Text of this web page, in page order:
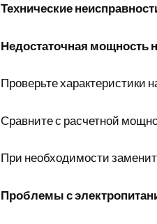
Технические
Недостаточная мощность
Проверьте характеристики
Сравните с расчетной
При необходимости
Проблемы с